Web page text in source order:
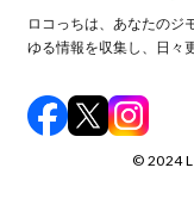
ロコっちは、あなたのジ
ゆる情報を収集し、日々
©️ 2024